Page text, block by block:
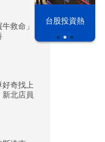
演習 台股投資熱
救命」
奇找上
北店員